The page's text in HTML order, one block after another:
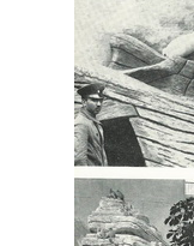
Cookie
Name:
Zweck:
Dieses